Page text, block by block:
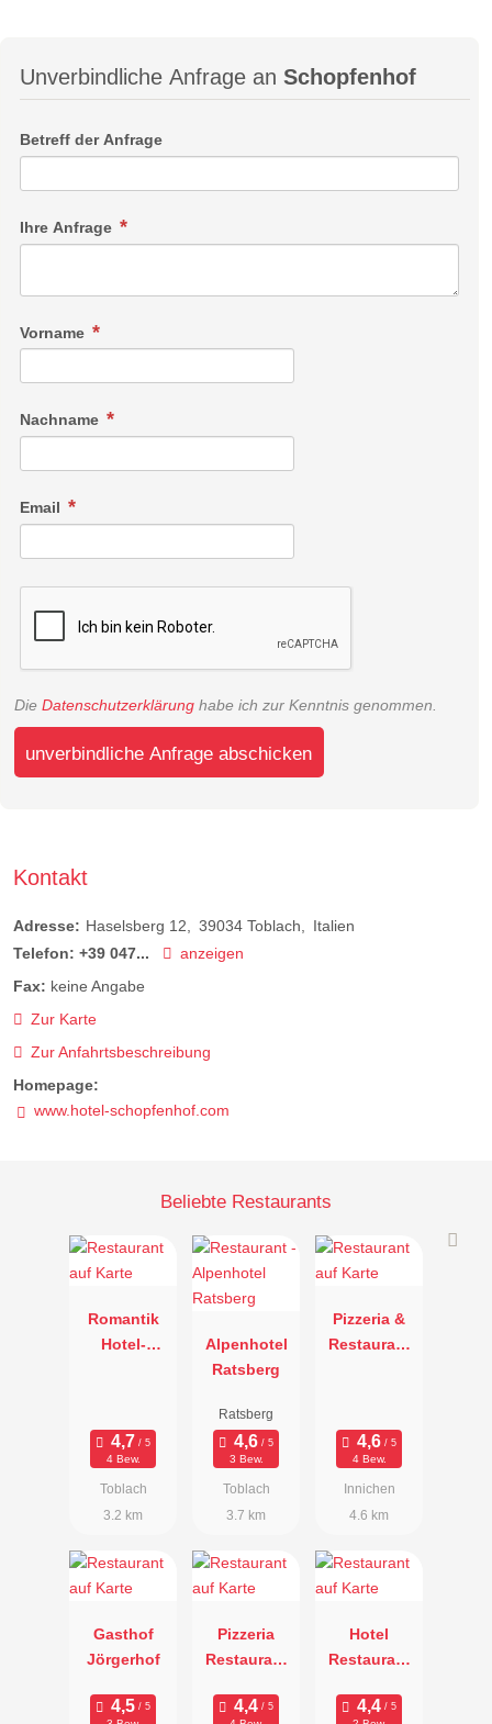
Unverbindliche Anfrage an Schopfenhof
Betreff der Anfrage
Ihre Anfrage
Vorname
Nachname
Email
Die Datenschutzerklärung habe ich zur Kenntnis genommen.
unverbindliche Anfrage abschicken
Kontakt
Adresse: Haselsberg 12 39034 Toblach
Italien
Telefon: +39 047...
anzeigen
Fax: keine Angabe
Zur Karte
Zur Anfahrtsbeschreibung
Homepage:
www.hotel-schopfenhof.com
Beliebte Restaurants
Romantik
Hotel-
4 Bew.
Toblach
3.2 km
Alpenhotel
Ratsberg
Ratsberg
3 Bew.
Toblach
3.7 km
Pizzeria &
Restaurant
4 Bew.
Innichen
4.6 km
Gasthof
Jörgerhof
Pizzeria
Restaurant
Hotel
Restaurant